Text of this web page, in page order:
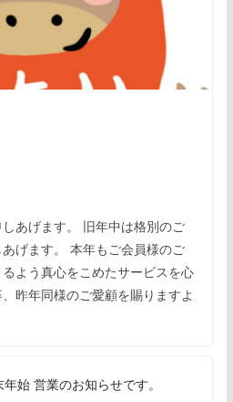
あげます。 旧年中は格別のご
げます。 本年もご会員様のご
よう真心をこめたサービスを心
昨年同様のご愛顧を賜りますよ
年始 営業のお知らせです。